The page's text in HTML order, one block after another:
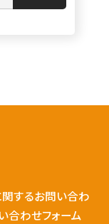
関するお問い合わ
合わせフォーム